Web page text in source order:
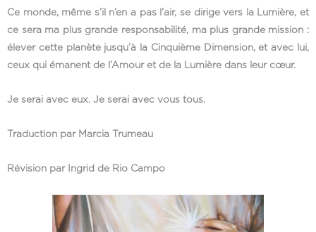
Ce monde, même s’il n’en a pas l’air, se dirige vers la Lumière, et
ce sera ma plus grande responsabilité, ma plus grande mission :
élever cette planète jusqu’à la Cinquième Dimension, et avec lui,
ceux qui émanent de l’Amour et de la Lumière dans leur cœur.
Je serai avec eux. Je serai avec vous tous.
Traduction par Marcia Trumeau
Révision par Ingrid de Rio Campo